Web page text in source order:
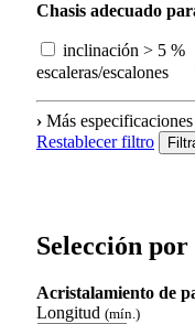
Chasis adecuado
inclinación > 5
escaleras/escalones
› Más especificaciones
Restablecer filtro
Selección
Acristalamiento de
Longitud (mín.)